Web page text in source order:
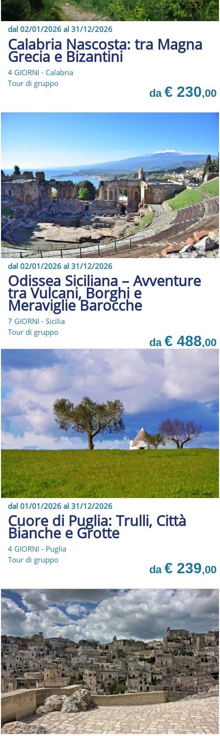
dal 02/01/2026 al 31/12/2026
Calabria Nascosta: tra Magna
Grecia e Bizantini
4 GIORNI - Calabria
Tour di gruppo
da € 230,00
dal 02/01/2026 al 31/12/2026
Odissea Siciliana – Avventure
tra Vulcani, Borghi e
Meraviglie Barocche
7 GIORNI - Sicilia
Tour di gruppo
da € 488,00
dal 01/01/2026 al 31/12/2026
Cuore di Puglia: Trulli, Città
Bianche e Grotte
4 GIORNI - Puglia
Tour di gruppo
da € 239,00